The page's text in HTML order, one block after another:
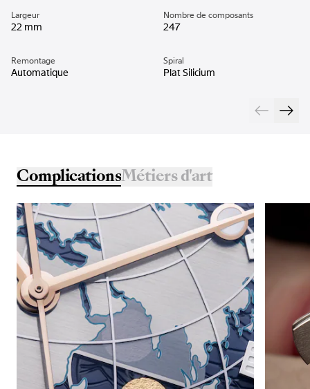
Largeur
22 mm
Nombre de composants
247
Remontage
Automatique
Spiral
Plat Silicium
ComplicationsMétiers d'art